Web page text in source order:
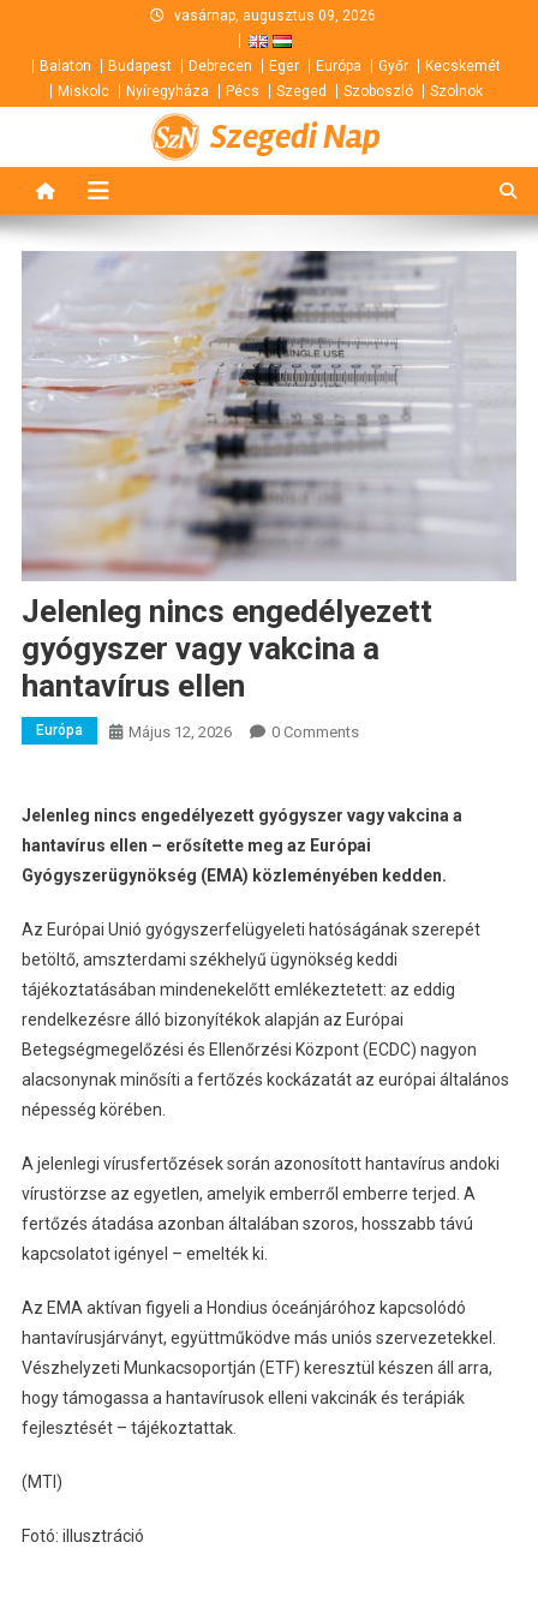
content
vasárnap, augusztus 09, 2026
Balaton Budapest Debrecen Eger Európa Győr
Kecskemét
Miskolc
Nyíregyháza Pécs Szeged Szoboszló Szolnok
Szegedi Nap
Jelenleg nincs engedélyezett
gyógyszer vagy vakcina a
hantavírus ellen
Európa Május 12, 2026 0 Comments
Jelenleg nincs engedélyezett gyógyszer vagy vakcina a
hantavírus ellen – erősítette meg az Európai
Gyógyszerügynökség (EMA) közleményében kedden.
Az Európai Unió gyógyszerfelügyeleti hatóságának szerepét
betöltő, amszterdami székhelyű ügynökség keddi
tájékoztatásában mindenekelőtt emlékeztetett: az eddig
rendelkezésre álló bizonyítékok alapján az Európai
Betegségmegelőzési és Ellenőrzési Központ (ECDC) nagyon
alacsonynak minősíti a fertőzés kockázatát az európai általános
népesség körében.
A jelenlegi vírusfertőzések során azonosított hantavírus andoki
vírustörzse az egyetlen, amelyik emberről emberre terjed. A
fertőzés átadása azonban általában szoros, hosszabb távú
kapcsolatot igényel – emelték ki.
Az EMA aktívan figyeli a Hondius óceánjáróhoz kapcsolódó
hantavírusjárványt, együttműködve más uniós szervezetekkel.
Vészhelyzeti Munkacsoportján (ETF) keresztül készen áll arra,
hogy támogassa a hantavírusok elleni vakcinák és terápiák
fejlesztését – tájékoztattak.
(MTI)
Fotó: illusztráció